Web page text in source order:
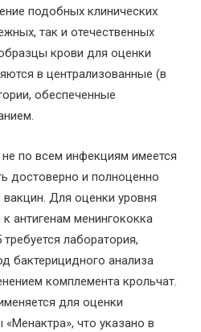
подобных клинических
так и отечественных
крови для оценки
в централизованные (в
обеспеченные
по всем инфекциям имеется
достоверно и полноценно
Для оценки уровня
антигенам менингококка
лаборатория,
бактерицидного анализа
комплемента крольчат.
для оценки
что указано в